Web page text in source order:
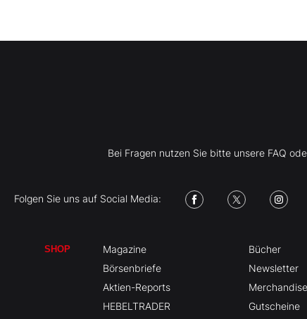
Bei Fragen nutzen Sie bitte unsere FAQ
Folgen Sie uns auf Social Media:
SHOP
Magazine
Börsenbriefe
Aktien-Reports
HEBELTRADER
Bücher
Newsletter
Merchandise
Gutscheine